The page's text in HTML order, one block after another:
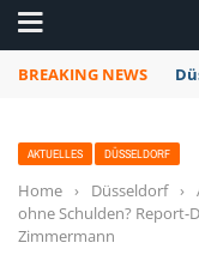
BREAKING NEWS
AKTUELLES DÜSSELDORF
Home › Düsseldorf ›
ohne Schulden? Report-
Zimmermann